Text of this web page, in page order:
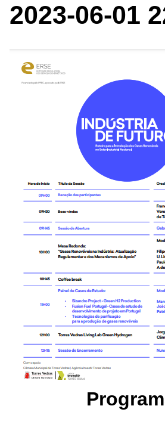
2023-06-01